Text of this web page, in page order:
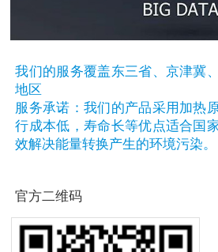
我们的服务覆盖东三省、京津冀
地区
服务承诺：我们的产品采用加热
行成本低，寿命长等优点适合国
效解决能量转换产生的环境污染。
官方二维码